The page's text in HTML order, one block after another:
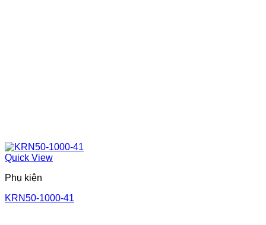
Quick View
Phụ kiện
KRN50-1000-41